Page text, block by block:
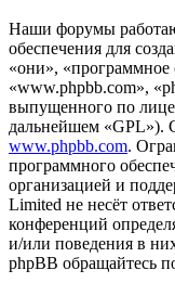
Наши форумы
обеспечения для
«они», «программное
«www.phpbb.com»,
выпущенного по
дальнейшем «GPL»).
www.phpbb.com.
программного
организацией и
Limited не несёт
конференций
и/или поведения в
phpBB обращайтесь